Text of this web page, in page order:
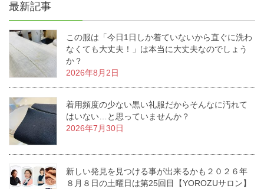
最新記事
この服は「今日1日しか着ていないから直ぐに洗わ
なくても大丈夫！」は本当に大丈夫なのでしょう
か？
2026年8月2日
着用頻度の少ない黒い礼服だからそんなに汚れて
はいない…と思っていませんか？
2026年7月30日
新しい発見を見つける事が出来るかも２０２６年
８月８日の土曜日は第25回目【YOROZUサロン】